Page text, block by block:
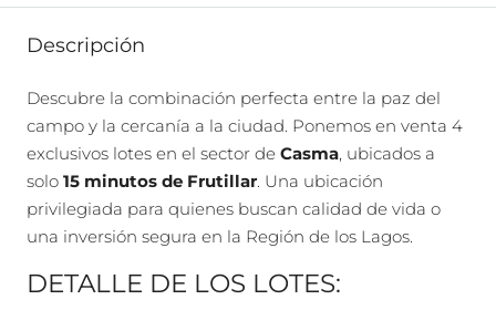
Descripción
Descubre la combinación perfecta entre la paz del
campo y la cercanía a la ciudad. Ponemos en venta 4
exclusivos lotes en el sector de Casma, ubicados a
solo 15 minutos de Frutillar. Una ubicación
privilegiada para quienes buscan calidad de vida o
una inversión segura en la Región de los Lagos.
DETALLE DE LOS LOTES: